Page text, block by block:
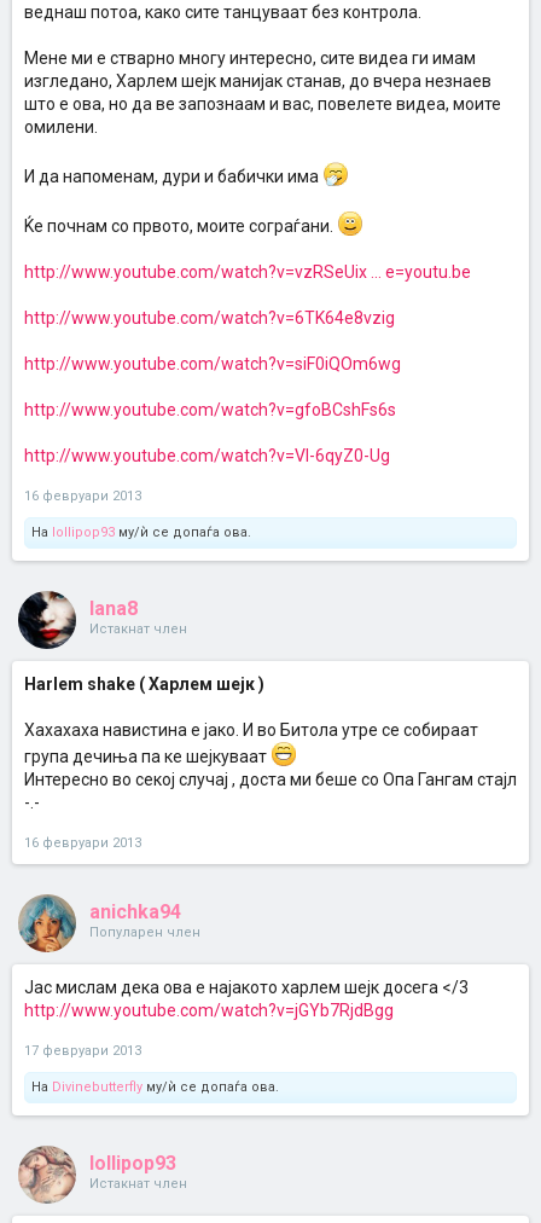
веднаш потоа, како сите танцуваат без контрола.
Мене ми е стварно многу интересно, сите видеа ги имам
изгледано, Харлем шејк манијак станав, до вчера незнаев
што е ова, но да ве запознаам и вас, повелете видеа, моите
омилени.
И да напоменам, дури и бабички има
Ќе почнам со првото, моите сограѓани.
http://www.youtube.com/watch?v=vzRSeUix ... e=youtu.be
http://www.youtube.com/watch?v=6TK64e8vzig
http://www.youtube.com/watch?v=siF0iQOm6wg
http://www.youtube.com/watch?v=gfoBCshFs6s
http://www.youtube.com/watch?v=VI-6qyZ0-Ug
16 февруари 2013
На lollipop93 му/ѝ се допаѓа ова.
lana8
Истакнат член
Harlem shake ( Харлем шејк )
Хахахаха навистина е јако. И во Битола утре се собираат
група дечиња па ке шејкуваат
Интересно во секој случај , доста ми беше со Опа Гангам стајл
-.-
16 февруари 2013
anichka94
Популарен член
Јас мислам дека ова е најакото харлем шејк досега </3
http://www.youtube.com/watch?v=jGYb7RjdBgg
17 февруари 2013
На Divinebutterfly му/ѝ се допаѓа ова.
lollipop93
Истакнат член